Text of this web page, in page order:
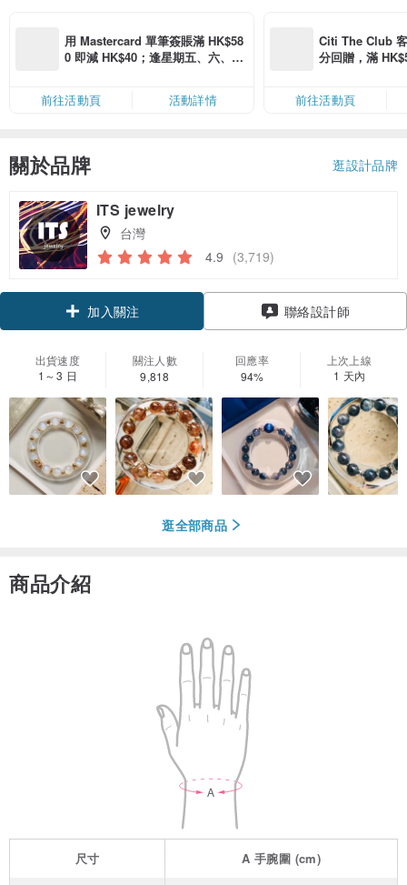
用 Mastercard 單筆簽賬滿 HK$58
0 即減 HK$40；逢星期五、六、日
卡」結帳）
前往活動頁 活動詳情
Citi The Club
分回贈，滿
前往活動頁
關於品牌 逛設計品牌
ITS jewelry
台灣
4.9 (3,719)
加入關注 聯絡設計師
出貨速度
1～3 日
關注人數
9,818
回應率
94%
上次上線
1 天內
逛全部商品
商品介紹
尺寸 A手腕圍 (cm)